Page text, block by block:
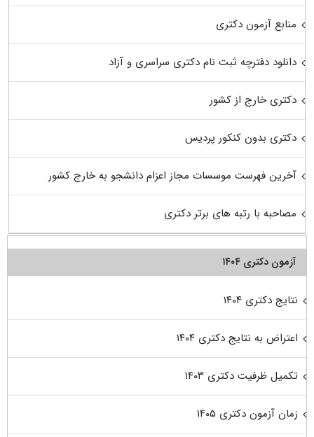
منابع آزمون دکتری
دانلود دفترچه ثبت نام دکتری سراسری و آزاد
دکتری خارج از کشور
دکتری بدون کنکور پردیس
آخرین فهرست موسسات مجاز اعزام دانشجو به خارج کشور
مصاحبه با رتبه های برتر دکتری
آزمون دکتری ۱۴۰۴
نتایج دکتری ۱۴۰۴
اعتراض به نتایج دکتری ۱۴۰۴
تکمیل ظرفیت دکتری ۱۴۰۳
زمان آزمون دکتری ۱۴۰۵